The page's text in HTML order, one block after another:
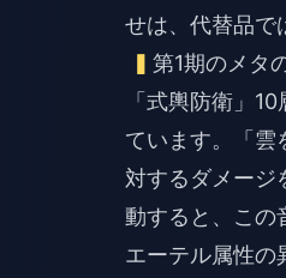
せは、代替品で
第1期のメタ
「式輿防衛」
ています。「雲
対するダメージ
動すると、この
エーテル属性の